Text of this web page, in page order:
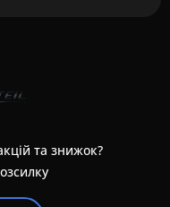
та знижок?